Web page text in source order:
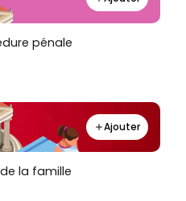
pénale
Ajouter
la famille